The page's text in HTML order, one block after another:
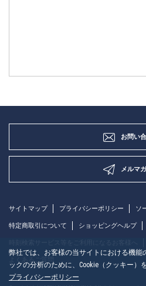
お問い
メルマ
サイトマップ プライバシーポリシー ソ
特定商取引について ショッピングヘルプ
よくあるご質問
弊社では、お客様の当サイトにおける機能
ックの分析のために、Cookie（クッキー）
プライバシーポリシー